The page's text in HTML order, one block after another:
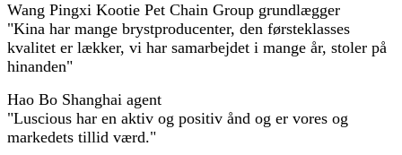
Wang Pingxi Kootie Pet Chain Group grundlægger
"Kina har mange brystproducenter, den førsteklasses
kvalitet er lækker, vi har samarbejdet i mange år, stoler på
hinanden"
Hao Bo Shanghai agent
"Luscious har en aktiv og positiv ånd og er vores og
markedets tillid værd."